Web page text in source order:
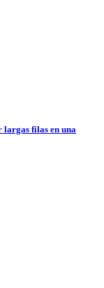
filas en una